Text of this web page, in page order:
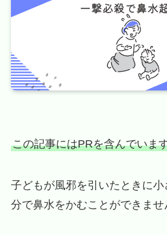
この記事にはPRを含んでいま
子どもが風邪を引いたときに小
分で鼻水をかむことができませ